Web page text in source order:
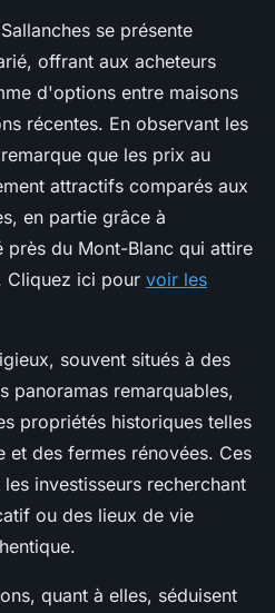
se présente
offrant aux acheteurs
d'options entre maisons
récentes. En observant les
que les prix au
attractifs comparés aux
en partie grâce à
du Mont-Blanc qui attire
Cliquez ici pour voir les
souvent situés à des
panoramas remarquables,
propriétés historiques telles
et des fermes rénovées. Ces
investisseurs recherchant
ou des lieux de vie
quant à elles, séduisent